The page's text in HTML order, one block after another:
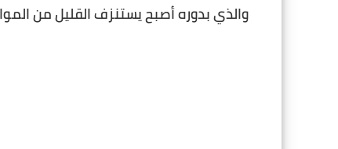
والذي بدوره أصبح يستنزف القليل من